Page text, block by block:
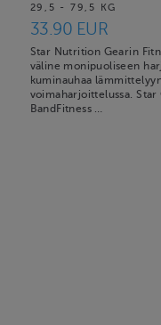
29,5 - 79,5 KG
33.90 EUR
Star Nutrition Gearin
väline monipuoliseen
kuminauhaa
voimaharjoittelussa. Star
BandFitness …